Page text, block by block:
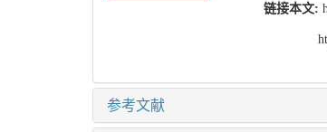
链接本文:
参考文献